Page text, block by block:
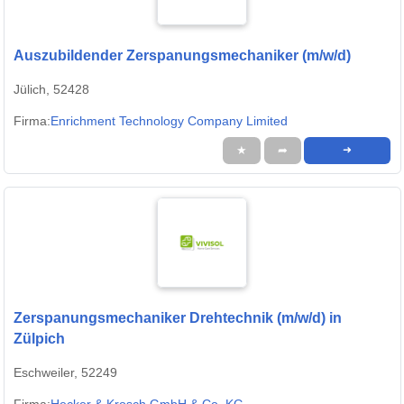
Auszubildender Zerspanungsmechaniker (m/w/d)
Jülich, 52428
Firma:Enrichment Technology Company Limited
★ ➦ ➜
Zerspanungsmechaniker Drehtechnik (m/w/d) in
Zülpich
Eschweiler, 52249